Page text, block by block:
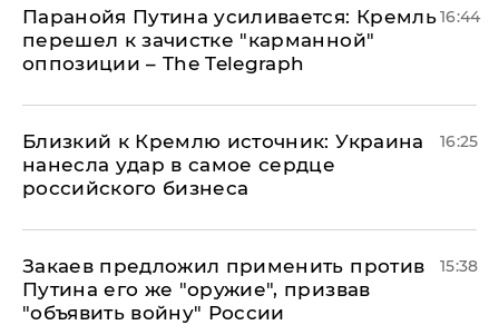
Паранойя Путина усиливается: Кремль
перешел к зачистке "карманной"
оппозиции – The Telegraph
16:44
Близкий к Кремлю источник: Украина
нанесла удар в самое сердце
российского бизнеса
16:25
Закаев предложил применить против
Путина его же "оружие", призвав
"объявить войну" России
15:38